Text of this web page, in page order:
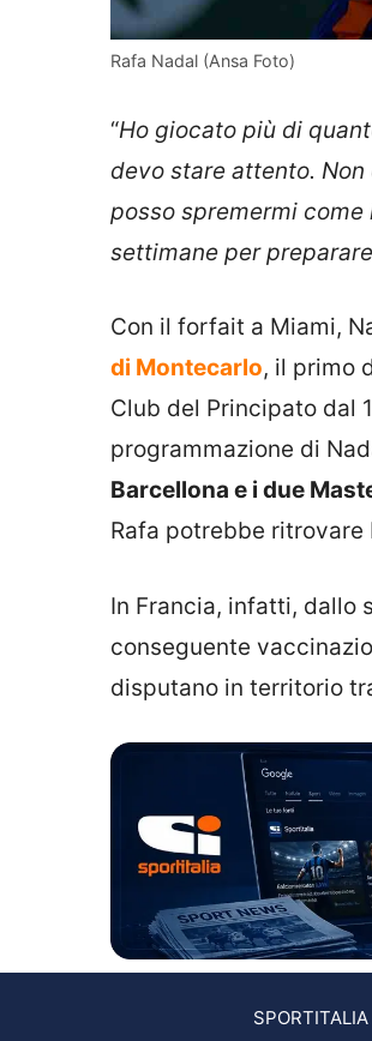
Rafa Nadal (Ansa Foto)
“Ho giocato più di
devo stare attento.
posso spremermi
settimane per
Con il forfait a Miami,
di Montecarlo, il primo
Club del Principato dal
programmazione di
Barcellona e i due
Rafa potrebbe ritrovare
In Francia, infatti, dallo
conseguente
disputano in territorio